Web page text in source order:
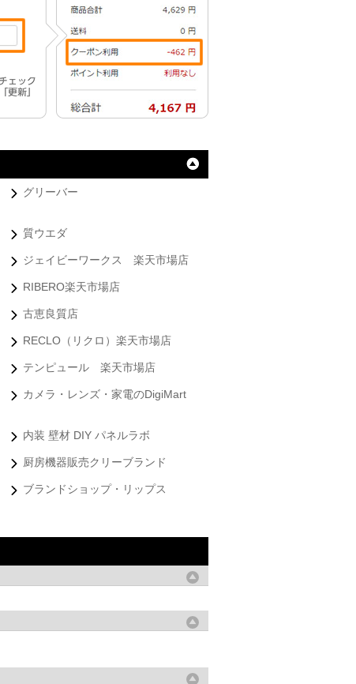
グリーバー
質ウエダ
ジェイビーワークス 楽天市場店
RIBERO楽天市場店
古恵良質店
RECLO（リクロ）楽天市場店
テンピュール 楽天市場店
カメラ・レンズ・家電のDigiMart
内装 壁材 DIY パネルラボ
厨房機器販売クリーブランド
ブランドショップ・リップス